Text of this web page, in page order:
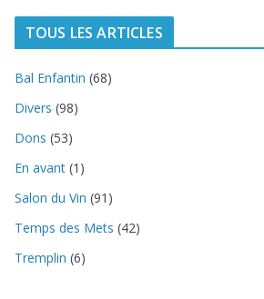
TOUS LES ARTICLES
Bal Enfantin (68)
Divers (98)
Dons (53)
En avant (1)
Salon du Vin (91)
Temps des Mets (42)
Tremplin (6)